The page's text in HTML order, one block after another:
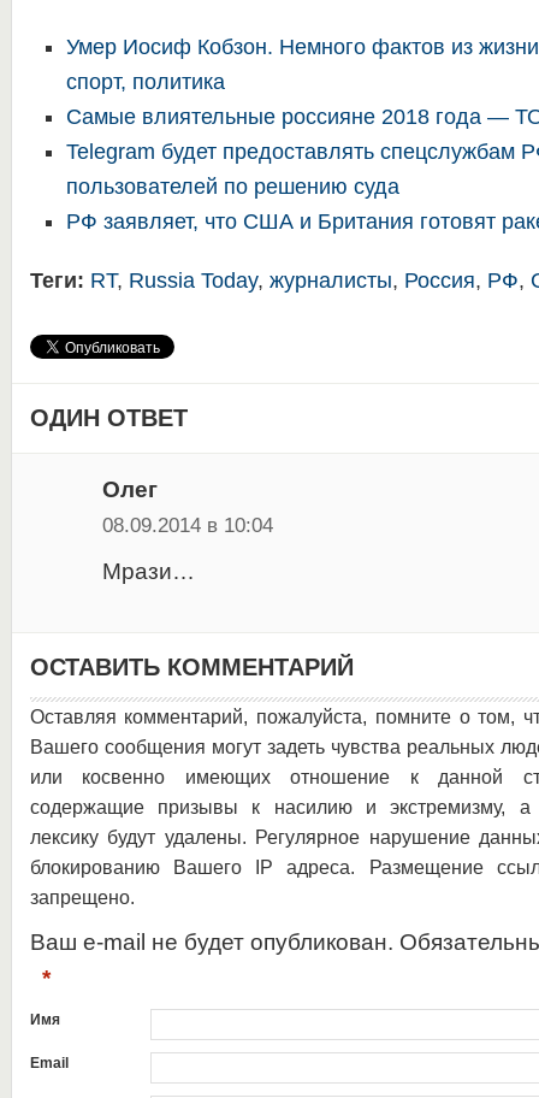
Умер Иосиф Кобзон. Немного фактов из
спорт, политика
Самые влиятельные россияне 2018 года —
Telegram будет предоставлять спецслужбам
пользователей по решению суда
РФ заявляет, что США и Британия готовят
Теги: RT, Russia Today, журналисты, Россия, РФ,
ОДИН ОТВЕТ
Олег
08.09.2014 в 10:04
Мрази…
ОСТАВИТЬ КОММЕНТАРИЙ
Оставляя комментарий, пожалуйста, помните о том,
Вашего сообщения могут задеть чувства реальных
или косвенно имеющих отношение к данной
содержащие призывы к насилию и экстремизму, а
лексику будут удалены. Регулярное нарушение
блокированию Вашего IP адреса. Размещение
запрещено.
Ваш e-mail не будет опубликован.
*
Имя
Email